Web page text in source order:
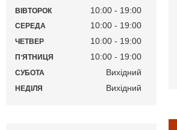
ВІВТОРОК 10:00 19:00
СЕРЕДА 10:00 19:00
ЧЕТВЕР 10:00 19:00
ПʼЯТНИЦЯ 10:00 19:00
СУБОТА Вихідний
НЕДІЛЯ Вихідний